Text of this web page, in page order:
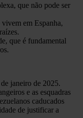
que não pode ser
vivem em Espanha,
que é fundamental
janeiro de 2025.
e as esquadras
caducados
de justificar a